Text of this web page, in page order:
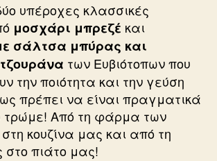
υπέροχες κλασσικές
μοσχάρι μπρεζέ και
σάλτσα μπύρας και
των Ευβιότοπων που
την ποιότητα και την γεύση
πρέπει να είναι πραγματικά
τρώμε! Από τη φάρμα των
κουζίνα μας και από τη
στο πιάτο μας!